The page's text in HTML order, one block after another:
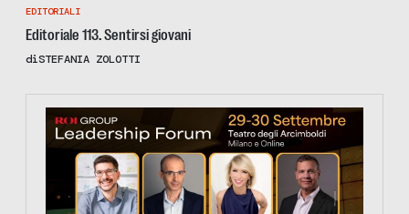
EDITORIALI
Editoriale 113. Sentirsi giovani
diSTEFANIA ZOLOTTI
https://tinyurl.com/363fvfm9